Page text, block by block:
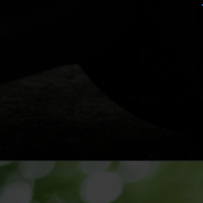
Abriendo...